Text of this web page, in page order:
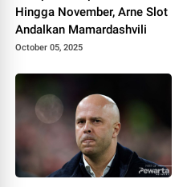
Hingga November, Arne Slot
Andalkan Mamardashvili
October 05, 2025